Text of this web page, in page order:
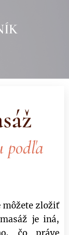
podľa
môžete zložiť
je iná,